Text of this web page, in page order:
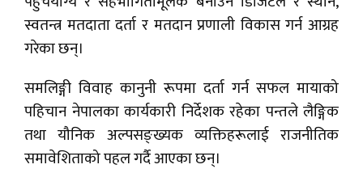
स्वतन्त्र मतदाता दर्ता र मतदान प्रणाली विकास गर्न आग्रह
गरेका छन्।
समलिङ्गी विवाह कानुनी रूपमा दर्ता गर्न सफल मायाको
पहिचान नेपालका कार्यकारी निर्देशक रहेका पन्तले लैङ्गिक
तथा यौनिक अल्पसङ्ख्यक व्यक्तिहरूलाई राजनीतिक
समावेशिताको पहल गर्दै आएका छन्।